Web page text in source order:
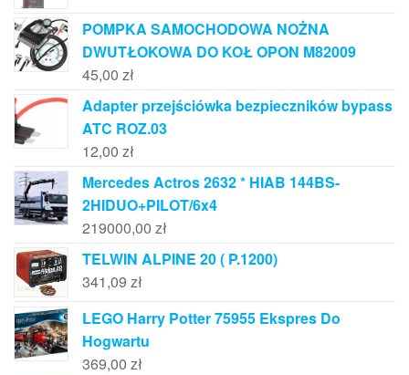
POMPKA SAMOCHODOWA NOŻNA
DWUTŁOKOWA DO KOŁ OPON M82009
45,00 zł
Adapter przejściówka bezpieczników bypass
ATC ROZ.03
12,00 zł
Mercedes Actros 2632 * HIAB 144BS-
2HIDUO+PILOT/6x4
219000,00 zł
TELWIN ALPINE 20 ( P.1200)
341,09 zł
LEGO Harry Potter 75955 Ekspres Do
Hogwartu
369,00 zł